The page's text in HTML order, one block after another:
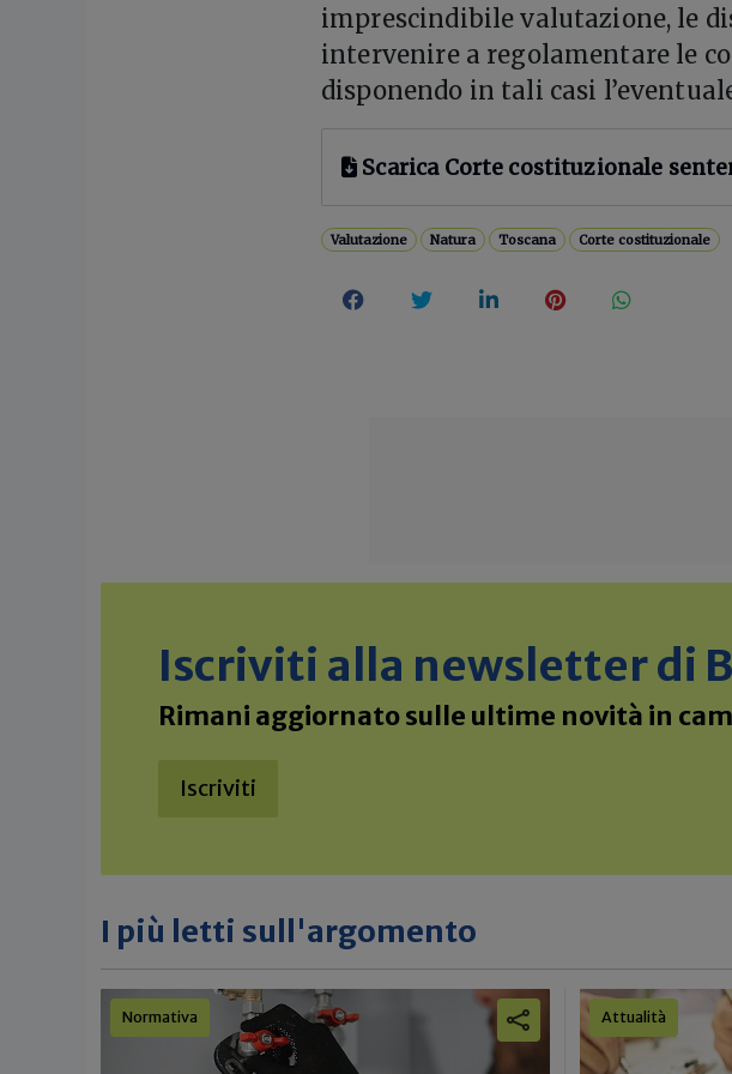
imprescindibile valutazione, le
intervenire a regolamentare le
disponendo in tali casi
Scarica Corte costituzionale
Valutazione Natura Toscana Corte costituzionale
Iscriviti alla newsletter di
Rimani aggiornato sulle ultime novità in
Iscriviti
I più letti sull'argomento
Normativa Attualità